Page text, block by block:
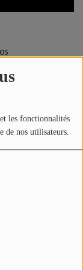
les fonctionnalités
de nos utilisateurs.